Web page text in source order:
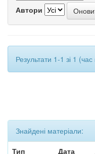
Автори
Результати 1-1 зі 1
Знайдені матеріали:
Тип
Дата